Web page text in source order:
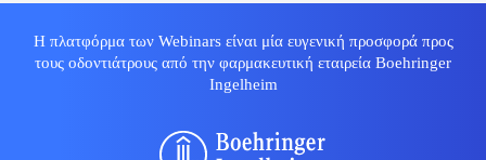
Η πλατφόρμα των Webinars είναι μία ευγενική προσφορά προς
τους οδοντιάτρους από την φαρμακευτική εταιρεία Boehringer
Ingelheim